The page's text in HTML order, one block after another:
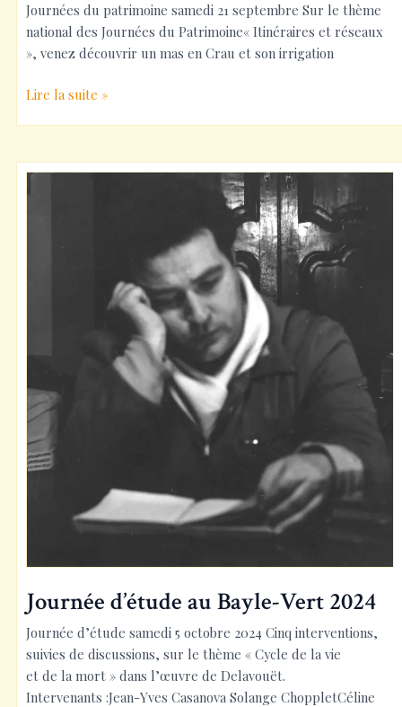
Journées du patrimoine samedi 21 septembre Sur le thème
national des Journées du Patrimoine« Itinéraires et réseaux
», venez découvrir un mas en Crau et son irrigation
Journées
2024
Lire la suite »
Journée d’étude au Bayle-Vert 2024
Journée d’étude samedi 5 octobre 2024 Cinq interventions,
suivies de discussions, sur le thème « Cycle de la vie
et de la mort » dans l’œuvre de Delavouët.
Intervenants :Jean-Yves Casanova Solange ChoppletCéline